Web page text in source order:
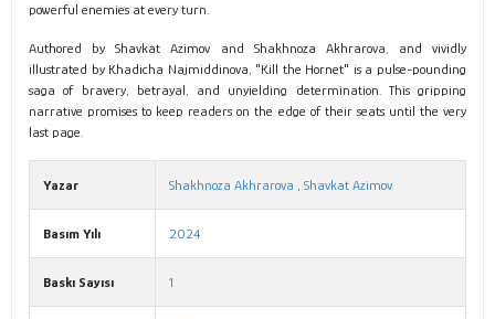
powerful enemies at every turn.
Authored by Shavkat Azimov and Shakhnoza Akhrarova, and vividly
illustrated by Khadicha Najmiddinova, "Kill the Hornet" is a pulse-pounding
saga of bravery, betrayal, and unyielding determination. This gripping
narrative promises to keep readers on the edge of their seats until the very
last page.
Yazar Shakhnoza Akhrarova , Shavkat Azimov
Basım Yılı 2024
Baskı Sayısı 1